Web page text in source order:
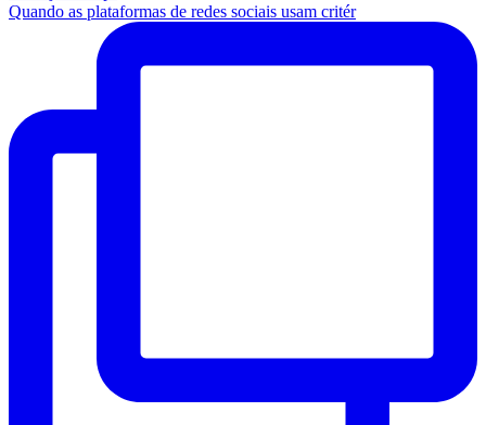
Quando as plataformas de redes sociais usam critér